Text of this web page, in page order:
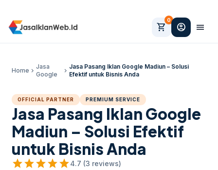
shopping_cart
0
account_circle menu
Home chevron_right
Jasa
Google
chevron_right
Jasa Pasang Iklan Google Madiun – Solusi
Efektif untuk Bisnis Anda
OFFICIAL PARTNER PREMIUM SERVICE
Jasa Pasang Iklan Google
Madiun – Solusi Efektif
untuk Bisnis Anda
starstarstarstarstar4.7 (3 reviews)